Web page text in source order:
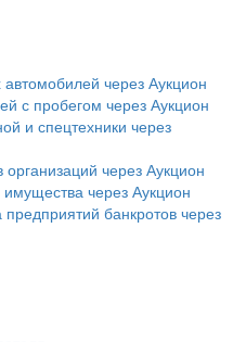
через Аукцион
с пробегом через Аукцион
и спецтехники через
через Аукцион
имущества через Аукцион
банкротов через